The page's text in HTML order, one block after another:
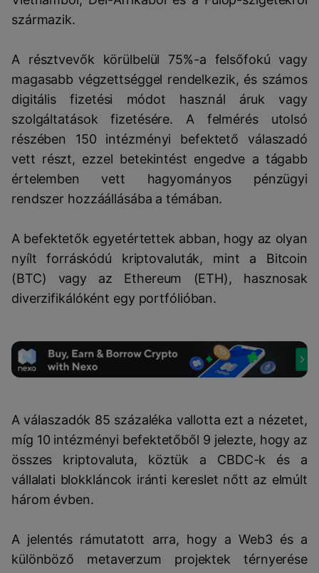
származik.
A résztvevők körülbelül 75%-a felsőfokú vagy
magasabb végzettséggel rendelkezik, és számos
digitális fizetési módot használ áruk vagy
szolgáltatások fizetésére. A felmérés utolsó
részében 150 intézményi befektető válaszadó
vett részt, ezzel betekintést engedve a tágabb
értelemben vett hagyományos pénzügyi
rendszer hozzáállásába a témában.
A befektetők egyetértettek abban, hogy az olyan
nyílt forráskódú kriptovaluták, mint a Bitcoin
(BTC) vagy az Ethereum (ETH), hasznosak
diverzifikálóként egy portfólióban.
A válaszadók 85 százaléka vallotta ezt a nézetet,
míg 10 intézményi befektetőből 9 jelezte, hogy az
összes kriptovaluta, köztük a CBDC-k és a
vállalati blokkláncok iránti kereslet nőtt az elmúlt
három évben.
A jelentés rámutatott arra, hogy a Web3 és a
különböző metaverzum projektek térnyerése